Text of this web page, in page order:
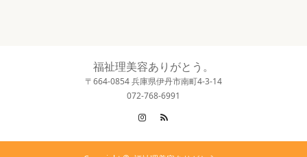
福祉理美容ありがとう。
〒664-0854 兵庫県伊丹市南町4-3-14
072-768-6991
Instagram